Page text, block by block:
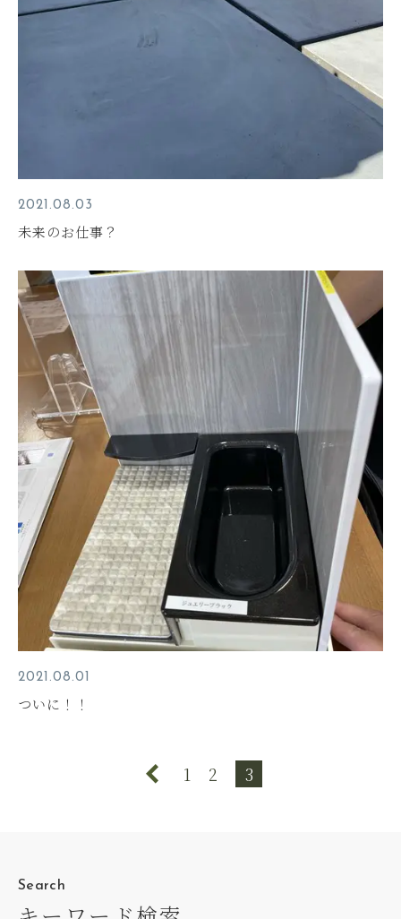
2021.08.03
未来のお仕事？
2021.08.01
ついに！！
1 2 3
Search